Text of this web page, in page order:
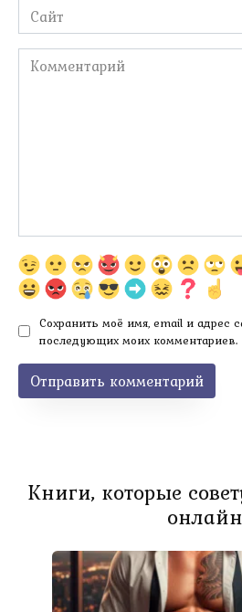
Сайт
Комментарий
Сохранить моё имя, email и адрес
последующих моих комментариев.
Книги, которые
онлайн